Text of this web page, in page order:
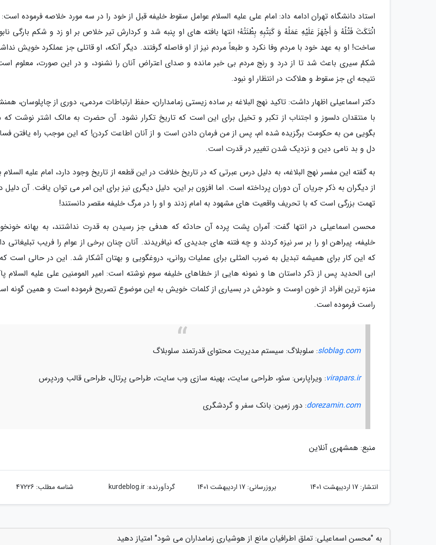
استاد دانشگاه تهران ادامه داد: امام علی علیه السلام عوامل سقوط خلیفه قبل از خود را در سه مورد خلاصه فرموده است:
انْتَکَثَ فَتْلُهُ وَ أَجْهَزَ عَلَیْهِ عَمَلُهُ وَ کَبَتْبِهِ بِطْنَتُهُ؛ انتها بافته های او پنبه شد و کردارش تیر خلاص بر او زد و شکم بارگی
ساخت! او به عهد خود با مردم وفا نکرد و طبعاً مردم نیز از او فاصله گرفتند. دیگر آنکه، او قاتلی جز عملکرد خویش
شکمْ سیری باعث شد تا از درد و رنج مردم بی خبر مانده و صدای اعتراض آنان را نشنود، و در این صورت، معلوم
نتیجه ای جز سقوط و هلاکت در انتظار او نبود.
دکتر اسماعیلی اظهار داشت: تاکید نهج البلاغه بر ساده زیستی زمامداران، حفظ ارتباطات مردمی، دوری از چاپلوسان،
با منتقدان دلسوز و اجتناب از تکبر و تخیل برای این است که تاریخ تکرار نشود. آن حضرت به مالک اشتر نوشت که
بگویی من به حکومت برگزیده شده ام، پس از من فرمان دادن است و از آنان اطاعت کردن! که این موجب راه یافتن
دل و بد نامی دین و نزدیک شدن تغییر در قدرت است.
به گفته این مفسر نهج البلاغه، به دلیل درس عبرتی که در تاریخ خلافت در این قطعه از تاریخ وجود دارد، امام علیه
از دیگران به ذکر جریان آن دوران پرداخته است. اما افزون بر این، دلیل دیگری نیز برای این امر می توان یافت. آن دلیل
تهمت بزرگی است که با تحریف واقعیت های مشهود به امام زدند و او را در مرگ خلیفه مقصر دانستند!
محسن اسماعیلی در انتها گفت: آمران پشت پرده آن حادثه که هدفی جز رسیدن به قدرت نداشتند، به بهانه
خلیفه، پیراهن او را بر سر نیزه کردند و چه فتنه های جدیدی که نیافریدند. آنان چنان برخی از عوام را فریب تبلیغاتی
که این کار برای همیشه تبدیل به ضرب المثلی برای عملیات روانی، دروغگویی و بهتان آشکار شد. این در حالی است
ابی الحدید پس از ذکر داستان ها و نمونه هایی از خطاهای خلیفه سوم نوشته است: امیر المومنین علی علیه السلام
منزه ترین افراد از خون اوست و خودش در بسیاری از کلمات خویش به این موضوع تصریح فرموده است و همین گونه
راست فرموده است.
sloblag.com: سلوبلاگ: سیستم مدیریت محتوای قدرتمند سلوبلاگ
virapars.ir: ویراپارس: سئو، طراحی سایت، بهینه سازی وب سایت، طراحی پرتال، طراحی قالب وردپرس
dorezamin.com: دور زمین: بانک سفر و گردشگری
منبع: همشهری آنلاین
انتشار: 17 اردیبهشت 1401 بروزرسانی: 17 اردیبهشت 1401 گردآورنده:kurdeblog.ir شناسه مطلب: 47226
به "محسن اسماعیلی: تملق اطرافیان مانع از هوشیاری زمامداران می شود" امتیاز دهید